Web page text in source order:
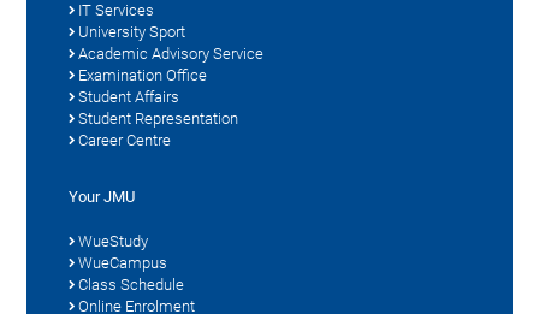
IT Services
University Sport
Academic Advisory Service
Examination Office
Student Affairs
Student Representation
Career Centre
Your JMU
WueStudy
WueCampus
Class Schedule
Online Enrolment